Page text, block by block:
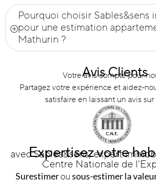
Pourquoi choisir Sables&sens
pour une estimation
Mathurin ?
Avis Clients
Votre avis compte pour
Partagez votre expérience et aidez-
satisfaire en laissant un avis
Expertisez votre
avec Sables&sens, expert
Centre Nationale de
Surestimerousous-estimer la